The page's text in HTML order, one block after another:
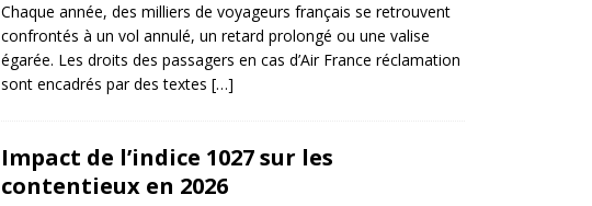
Chaque année, des milliers de voyageurs français se retrouvent
confrontés à un vol annulé, un retard prolongé ou une valise
égarée. Les droits des passagers en cas d’Air France réclamation
sont encadrés par des textes […]
Impact de l’indice 1027 sur les
contentieux en 2026